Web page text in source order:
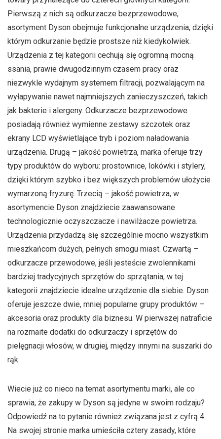
Pierwszą z nich są odkurzacze bezprzewodowe,
asortyment Dyson obejmuje funkcjonalne urządzenia, dzięki
którym odkurzanie będzie prostsze niż kiedykolwiek.
Urządzenia z tej kategorii cechują się ogromną mocną
ssania, prawie dwugodzinnym czasem pracy oraz
niezwykle wydajnym systemem filtracji, pozwalającym na
wyłapywanie nawet najmniejszych zanieczyszczeń, takich
jak bakterie i alergeny. Odkurzacze bezprzewodowe
posiadają również wymienne zestawy szczotek oraz
ekrany LCD wyświetlające tryb i poziom naładowania
urządzenia. Drugą – jakość powietrza, marka oferuje trzy
typy produktów do wyboru: prostownice, lokówki i stylery,
dzięki którym szybko i bez większych problemów ułożycie
wymarzoną fryzurę. Trzecią – jakość powietrza, w
asortymencie Dyson znajdziecie zaawansowane
technologicznie oczyszczacze i nawilżacze powietrza.
Urządzenia przydadzą się szczególnie mocno wszystkim
mieszkańcom dużych, pełnych smogu miast. Czwartą –
odkurzacze przewodowe, jeśli jesteście zwolennikami
bardziej tradycyjnych sprzętów do sprzątania, w tej
kategorii znajdziecie idealne urządzenie dla siebie. Dyson
oferuje jeszcze dwie, mniej popularne grupy produktów –
akcesoria oraz produkty dla biznesu. W pierwszej natraficie
na rozmaite dodatki do odkurzaczy i sprzętów do
pielęgnacji włosów, w drugiej, między innymi na suszarki do
rąk.
Wiecie już co nieco na temat asortymentu marki, ale co
sprawia, że zakupy w Dyson są jedyne w swoim rodzaju?
Odpowiedź na to pytanie również związana jest z cyfrą 4.
Na swojej stronie marka umieściła cztery zasady, które